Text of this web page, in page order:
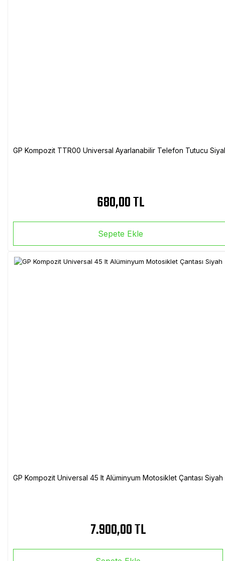
GP Kompozit TTR00 Universal Ayarlanabilir Telefon Tutucu
680,00 TL
Sepete Ekle
GP Kompozit Universal 45 lt Alüminyum Motosiklet Çantası Siyah
7.900,00 TL